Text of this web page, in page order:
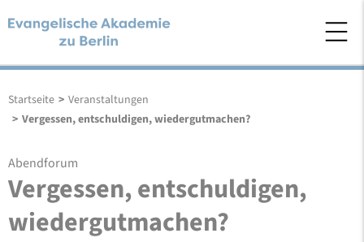
Startseite > Veranstaltungen
> Vergessen, entschuldigen, wiedergutmachen?
Abendforum
Vergessen, entschuldigen,
wiedergutmachen?